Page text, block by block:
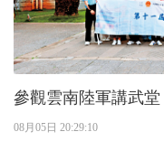
08月05日 20:29:10